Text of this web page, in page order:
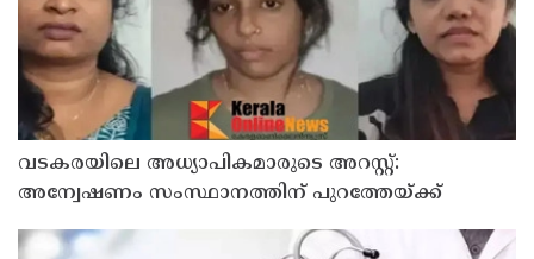
വടകരയിലെ അധ്യാപികമാരുടെ അറസ്റ്റ്:
അന്വേഷണം സംസ്ഥാനത്തിന് പുറത്തേയ്ക്ക്